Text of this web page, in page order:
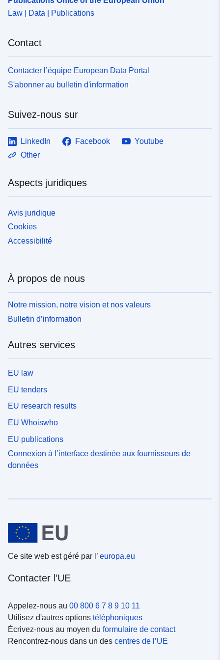
Law | Data | Publications
Contact
Contacter l’équipe European Data Portal
S'abonner au bulletin d'information
Suivez-nous sur
LinkedIn Facebook
Youtube
Other
Aspects juridiques
Avis juridique
Cookies
Accessibilité
À propos de nous
Notre mission, notre vision et nos valeurs
Bulletin d’information
Autres services
EU law
EU tenders
EU research results
EU Whoiswho
EU publications
Connexion à l’interface destinée aux fournisseurs de
données
Ce site web est géré par l’ europa.eu
Contacter l’UE
Appelez-nous au 00 800 6 7 8 9 10 11
Utilisez d'autres options téléphoniques
Écrivez-nous au moyen du formulaire de contact
Rencontrez-nous dans un des centres de l’UE